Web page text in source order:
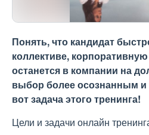
Понять, что кандидат
коллективе,
останется в компании на
выбор более осознанным
вот задача этого тренинга!
Цели и задачи онлайн